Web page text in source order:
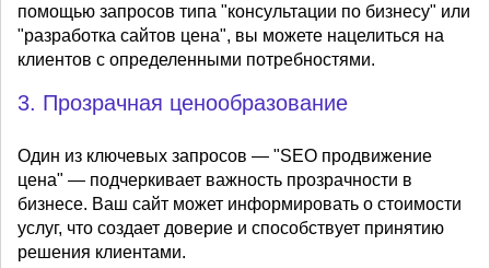
помощью запросов типа "консультации по бизнесу" или
"разработка сайтов цена", вы можете нацелиться на
клиентов с определенными потребностями.
3. Прозрачная ценообразование
Один из ключевых запросов — "SEO продвижение
цена" — подчеркивает важность прозрачности в
бизнесе. Ваш сайт может информировать о стоимости
услуг, что создает доверие и способствует принятию
решения клиентами.